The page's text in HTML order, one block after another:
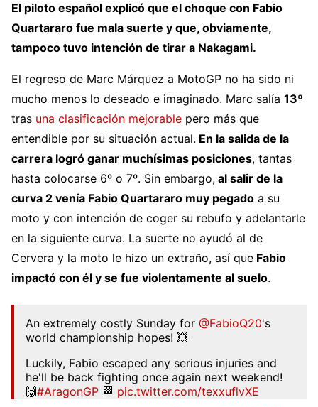
El piloto español explicó que el choque con Fabio
Quartararo fue mala suerte y que, obviamente,
tampoco tuvo intención de tirar a Nakagami.
El regreso de Marc Márquez a MotoGP no ha sido ni
mucho menos lo deseado e imaginado. Marc salía 13º
tras una clasificación mejorable pero más que
entendible por su situación actual. En la salida de la
carrera logró ganar muchísimas posiciones, tantas
hasta colocarse 6º o 7º. Sin embargo, al salir de la
curva 2 venía Fabio Quartararo muy pegado a su
moto y con intención de coger su rebufo y adelantarle
en la siguiente curva. La suerte no ayudó al de
Cervera y la moto le hizo un extraño, así que Fabio
impactó con él y se fue violentamente al suelo.
An extremely costly Sunday for @FabioQ20's
world championship hopes! 💥
Luckily, Fabio escaped any serious injuries and
he'll be back fighting once again next weekend!
🙌#AragonGP 🏁 pic.twitter.com/texxuflvXE